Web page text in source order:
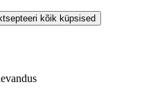
kõik küpsised